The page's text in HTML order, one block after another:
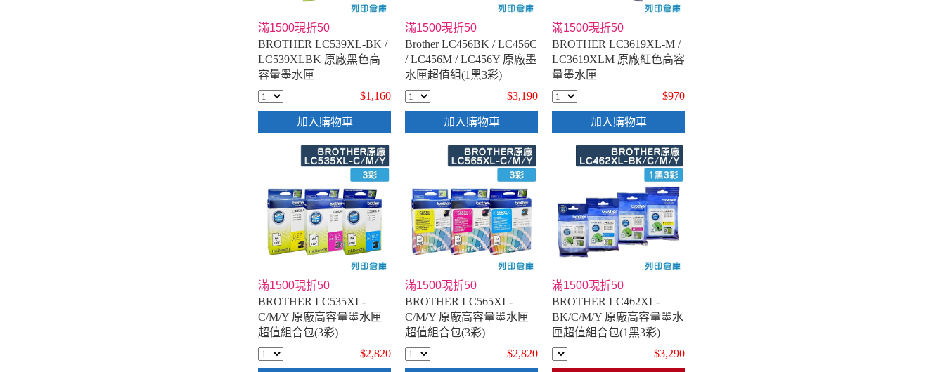
滿1500現折50
BROTHER LC539XL-BK /
LC539XLBK 原廠黑色高
容量墨水匣
$1,160
加入購物車
滿1500現折50
Brother LC456BK / LC456C
/ LC456M / LC456Y 原廠墨
水匣超值組(1黑3彩)
$3,190
加入購物車
滿1500現折50
BROTHER LC3619XL-M /
LC3619XLM 原廠紅色高容
量墨水匣
$970
加入購物車
滿1500現折50
BROTHER LC535XL-
C/M/Y 原廠高容量墨水匣
超值組合包(3彩)
$2,820
滿1500現折50
BROTHER LC565XL-
C/M/Y 原廠高容量墨水匣
超值組合包(3彩)
$2,820
滿1500現折50
BROTHER LC462XL-
BK/C/M/Y 原廠高容量墨水
匣超值組合包(1黑3彩)
$3,290